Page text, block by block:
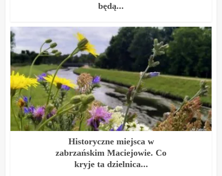
będą...
Historyczne miejsca w
zabrzańskim Maciejowie. Co
kryje ta dzielnica...